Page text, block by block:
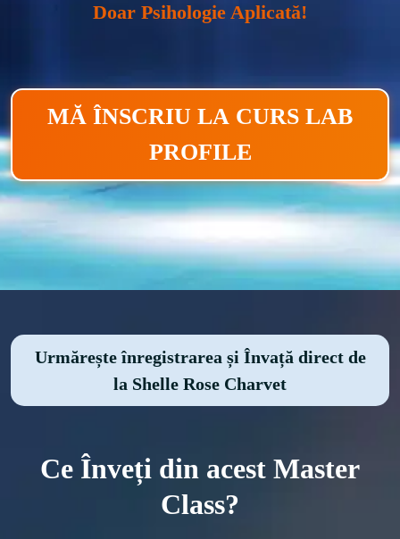
Doar Psihologie Aplicată!
MĂ ÎNSCRIU LA CURS LAB
PROFILE
Urmărește înregistrarea și Învață direct de
la Shelle Rose Charvet
Ce Înveți din acest Master
Class?